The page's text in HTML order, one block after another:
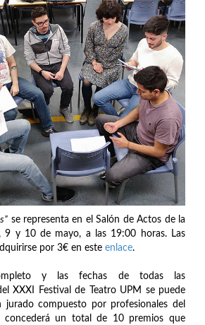
se representa en el Salón de Actos de la
9 y 10 de mayo, a las 19:00 horas. Las
por 3€ en este enlace.
y las fechas de todas las
XXXI Festival de Teatro UPM se puede
jurado compuesto por profesionales del
concederá un total de 10 premios que